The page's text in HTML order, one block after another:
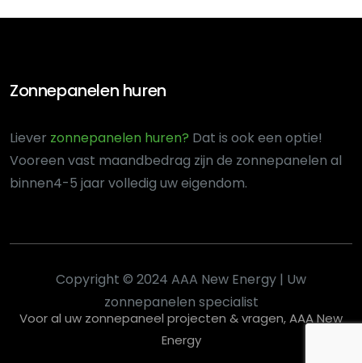
Zonnepanelen huren
Liever zonnepanelen huren? Dat is ook een optie!
Vooreen vast maandbedrag zijn de zonnepanelen al
binnen4-5 jaar volledig uw eigendom.
Copyright © 2024 AAA New Energy | Uw
zonnepanelen specialist
Voor al uw zonnepaneel projecten & vragen, AAA New
Energy